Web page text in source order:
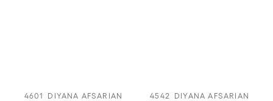
4601 DIYANA AFSARIAN 4542 DIYANA AFSARIAN